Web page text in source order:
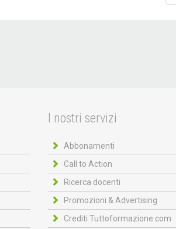
I nostri servizi
Abbonamenti
Call to Action
Ricerca docenti
Promozioni & Advertising
Crediti Tuttoformazione.com